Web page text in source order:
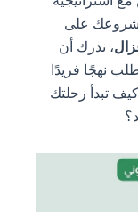
على
، ندرك أن
نهجًا فريدًا
تبدأ رحلتك